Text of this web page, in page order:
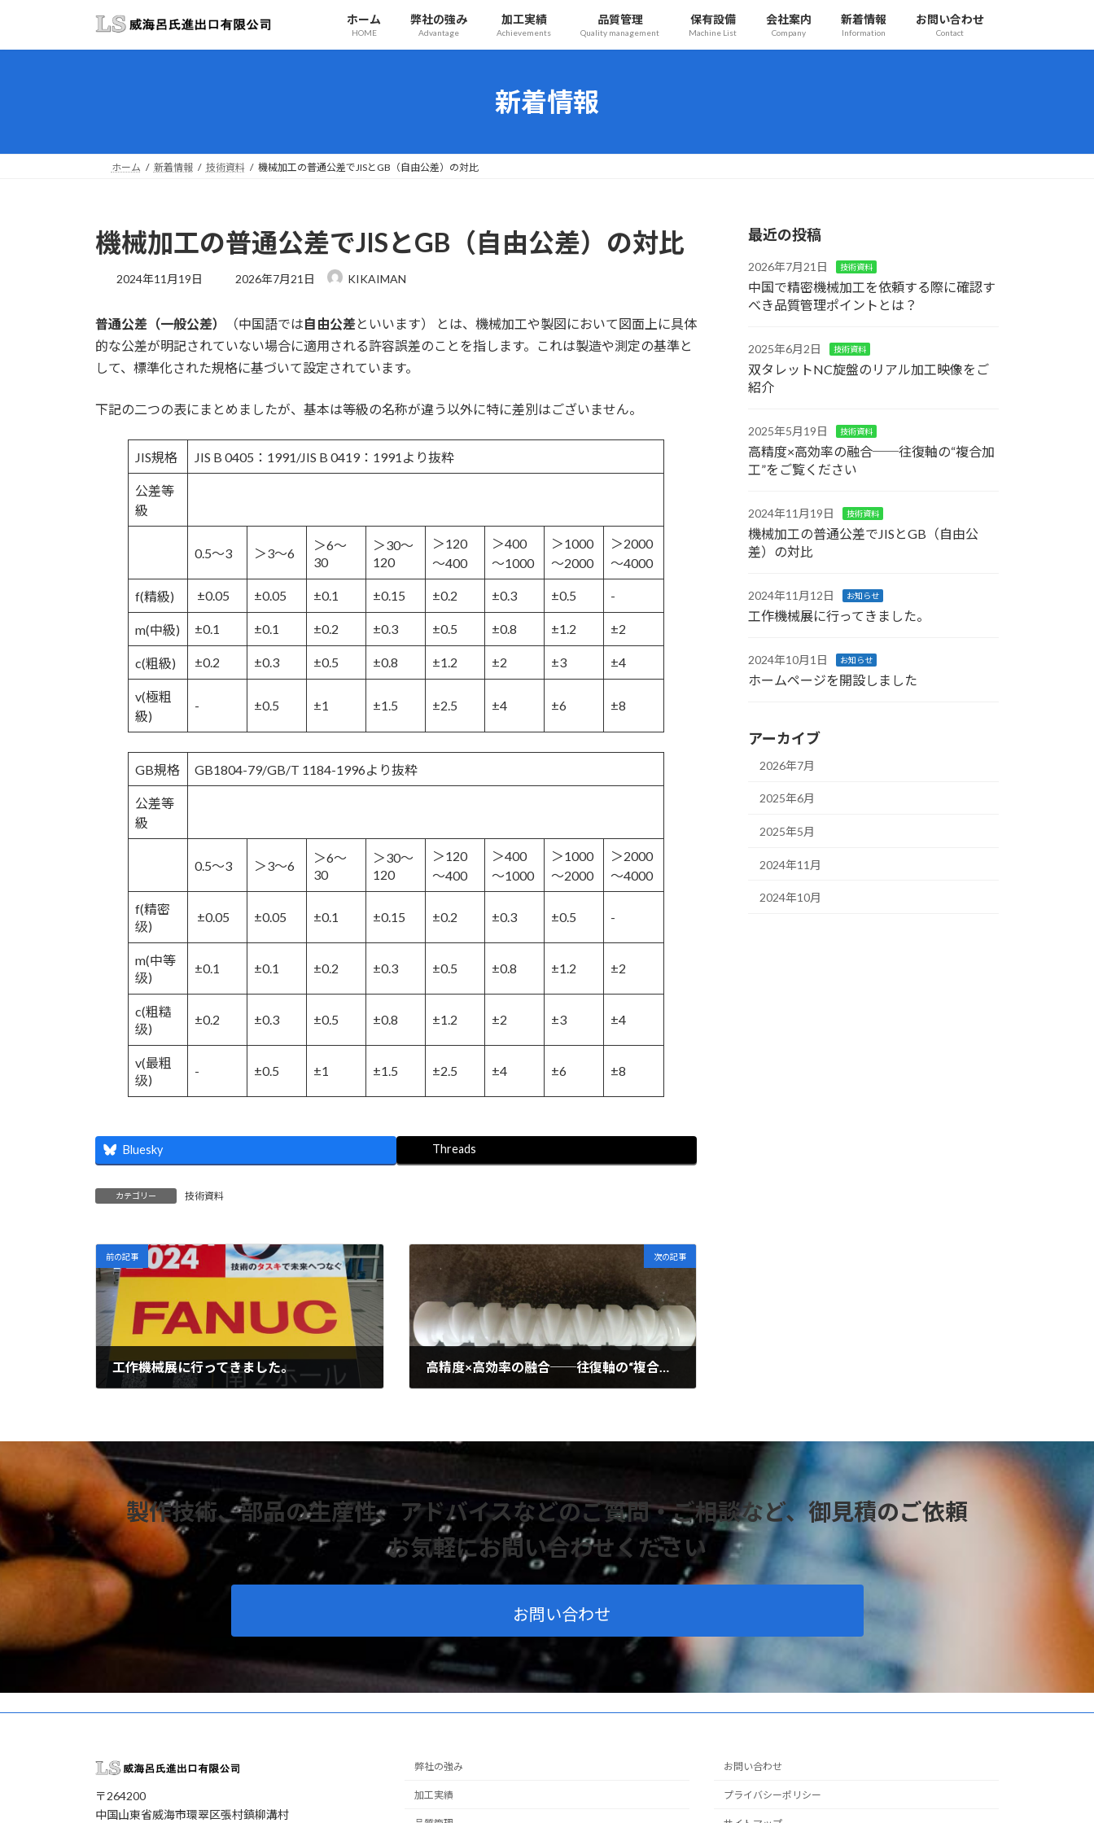
テ
ゲ
ホーム
HOME
弊社の強み
Advantage
加工実績
Achievements
品質管理
Quality management
保有設備
Machine List
会社案内
Company
新着情報
Information
お問い合わせ
Contact
新着情報
ホーム 新着情報 技術資料 機械加工の普通公差でJISとGB（自由公差）の対比
機械加工の普通公差でJISとGB（自由公差）の対比
2024年11月19日
最
新
日
時
:
2026年7月21日 KIKAIMAN
普通公差（一般公差） （中国語では自由公差といいます） とは、機械加工や製図において図面上に具体
的な公差が明記されていない場合に適用される許容誤差のことを指します。これは製造や測定の基準と
して、標準化された規格に基づいて設定されています。
下記の二つの表にまとめましたが、基本は等級の名称が違う以外に特に差別はございません。
JIS規格 JIS B 0405：1991/JIS B 0419：1991より抜粋
公差等
級
0.5～3 ＞3～6
＞6～
30
＞30～
120
＞120
～400
＞400
～1000
＞1000
～2000
＞2000
～4000
f(精級) ±0.05 ±0.05 ±0.1 ±0.15 ±0.2 ±0.3 ±0.5 -
m(中級) ±0.1 ±0.1 ±0.2 ±0.3 ±0.5 ±0.8 ±1.2 ±2
c(粗級) ±0.2 ±0.3 ±0.5 ±0.8 ±1.2 ±2 ±3 ±4
v(極粗
級)
- ±0.5 ±1 ±1.5 ±2.5 ±4 ±6 ±8
GB規格 GB1804-79/GB/T 1184-1996より抜粋
公差等
級
0.5～3 ＞3～6
＞6～
30
＞30～
120
＞120
～400
＞400
～1000
＞1000
～2000
＞2000
～4000
f(精密
级)
±0.05 ±0.05 ±0.1 ±0.15 ±0.2 ±0.3 ±0.5 -
m(中等
级)
±0.1 ±0.1 ±0.2 ±0.3 ±0.5 ±0.8 ±1.2 ±2
c(粗糙
级)
±0.2 ±0.3 ±0.5 ±0.8 ±1.2 ±2 ±3 ±4
v(最粗
级)
- ±0.5 ±1 ±1.5 ±2.5 ±4 ±6 ±8
Bluesky Threads
カテゴリー 技術資料
前の記事
工作機械展に行ってきました。
次の記事
高精度×高効率の融合──往復軸の“複合加工”をご覧ください
最近の投稿
2026年7月21日 技術資料
中国で精密機械加工を依頼する際に確認す
べき品質管理ポイントとは？
2025年6月2日 技術資料
双タレットNC旋盤のリアル加工映像をご
紹介
2025年5月19日 技術資料
高精度×高効率の融合──往復軸の“複合加
工”をご覧ください
2024年11月19日 技術資料
機械加工の普通公差でJISとGB（自由公
差）の対比
2024年11月12日 お知らせ
工作機械展に行ってきました。
2024年10月1日 お知らせ
ホームページを開設しました
アーカイブ
2026年7月
2025年6月
2025年5月
2024年11月
2024年10月
製作技術、部品の生産性、アドバイスなどのご質問・ご相談など、御見積のご依頼
お気軽にお問い合わせください
お問い合わせ
〒264200
中国山東省威海市環翠区張村鎮柳溝村
弊社の強み
加工実績
お問い合わせ
プライバシーポリシー